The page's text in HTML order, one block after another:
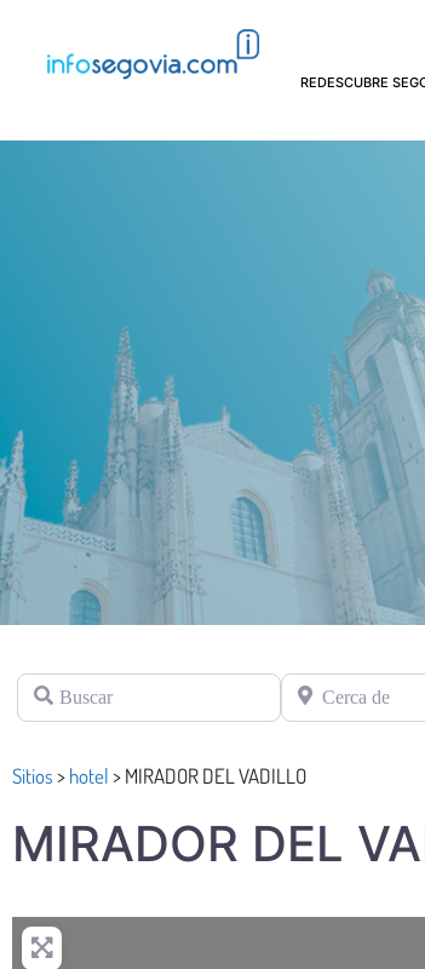
REDESCUBRE
Buscar Cerca de
Sitios >hotel >MIRADOR DEL VADILLO
MIRADOR DEL